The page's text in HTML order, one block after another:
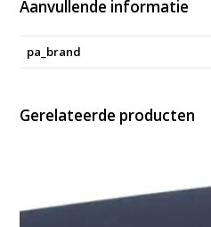
Aanvullende informatie
pa_brand
Gerelateerde producten